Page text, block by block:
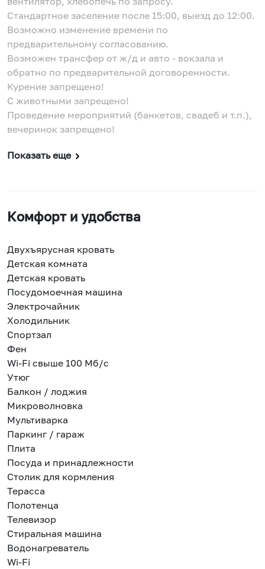
Стандартное заселение после 15:00, выезд до 12:00.
Возможно изменение времени по
предварительному согласованию.
Возможен трансфер от ж/д и авто - вокзала и
обратно по предварительной договоренности.
Курение запрещено!
С животными запрещено!
Проведение мероприятий (банкетов, свадеб и т.п.),
вечеринок запрещено!
Показать еще
Комфорт и удобства
Двухъярусная кровать
Детская комната
Детская кровать
Посудомоечная машина
Электрочайник
Холодильник
Спортзал
Фен
Wi-Fi свыше 100 Мб/с
Утюг
Балкон / лоджия
Микроволновка
Мультиварка
Паркинг / гараж
Плита
Посуда и принадлежности
Столик для кормления
Терасса
Полотенца
Телевизор
Стиральная машина
Водонагреватель
Wi-Fi